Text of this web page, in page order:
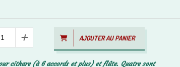
AJOUTER AU PANIER
cithare (à 6 accords et plus) et flûte. Quatre sont